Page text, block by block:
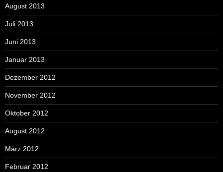
August 2013
Juli 2013
Juni 2013
Januar 2013
Dezember 2012
November 2012
Oktober 2012
August 2012
März 2012
Februar 2012